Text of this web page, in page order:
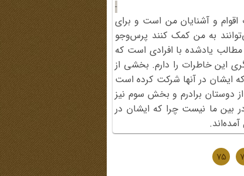
-
اقوام و آشنایان من است و برای
به من کمک کنند پرس‌وجو
یادشده با افرادی است که
این خاطرات را دارم. بخشی از
ایشان در آنها شرکت کرده است
مقدسِ یکی از دوستان برادرم و بخش سوم نیز
بین ما نیست چرا که ایشان در
75